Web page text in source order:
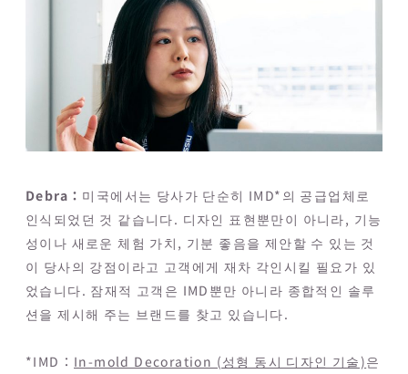
Debra： 미국에서는 당사가 단순히 IMD*의 공급업체로
인식되었던 것 같습니다. 디자인 표현뿐만이 아니라, 기능
성이나 새로운 체험 가치, 기분 좋음을 제안할 수 있는 것
이 당사의 강점이라고 고객에게 재차 각인시킬 필요가 있
었습니다. 잠재적 고객은 IMD뿐만 아니라 종합적인 솔루
션을 제시해 주는 브랜드를 찾고 있습니다.
*IMD： In-mold Decoration (성형 동시 디자인 기술)은